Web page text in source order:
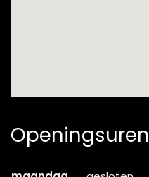
Openingsuren